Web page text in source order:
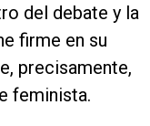
del debate y la
firme en su
precisamente,
feminista.